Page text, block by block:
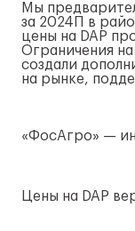
Мы
за 2024П в
цены на DAP
Ограничения
создали
на рынке,
«ФосАгро» —
Цены на DAP